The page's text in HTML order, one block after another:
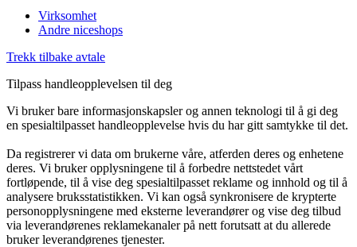
Virksomhet
Andre niceshops
Trekk tilbake avtale
Tilpass handleopplevelsen til deg
Vi bruker bare informasjonskapsler og annen teknologi til å gi deg
en spesialtilpasset handleopplevelse hvis du har gitt samtykke til det.
Da registrerer vi data om brukerne våre, atferden deres og enhetene
deres. Vi bruker opplysningene til å forbedre nettstedet vårt
fortløpende, til å vise deg spesialtilpasset reklame og innhold og til å
analysere bruksstatistikken. Vi kan også synkronisere de krypterte
personopplysningene med eksterne leverandører og vise deg tilbud
via leverandørenes reklamekanaler på nett forutsatt at du allerede
bruker leverandørenes tjenester.